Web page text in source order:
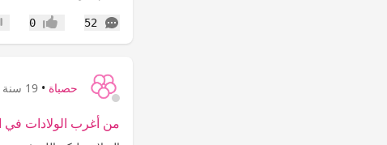
52
التعليقات إعجاب0
حصباة • 19 سنة
من أغرب الولادات في